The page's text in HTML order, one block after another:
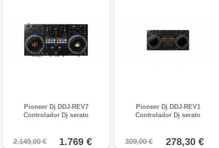
Pioneer Dj DDJ-REV7
Controlador Dj serato
2.149,00 € 1.769 €
Pioneer Dj DDJ-REV1
Controlador Dj serato
309,00 € 278,30 €